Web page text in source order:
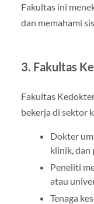
Fakultas ini
dan memahami
3. Fakultas
Fakultas
bekerja di sektor
Dokter
klinik, dan
Peneliti
atau
Tenaga